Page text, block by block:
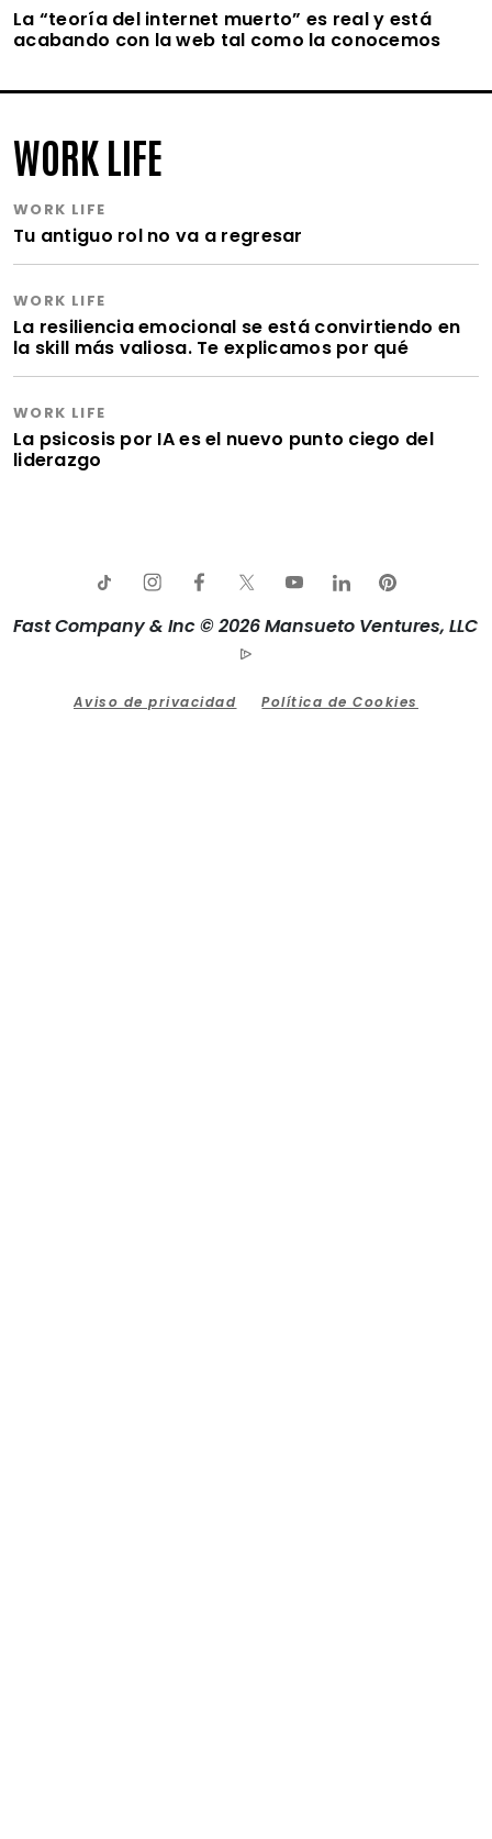
La “teoría del internet muerto” es real y está
acabando con la web tal como la conocemos
WORK LIFE
WORK LIFE
Tu antiguo rol no va a regresar
WORK LIFE
La resiliencia emocional se está convirtiendo en
la skill más valiosa. Te explicamos por qué
WORK LIFE
La psicosis por IA es el nuevo punto ciego del
liderazgo
Fast Company & Inc © 2026 Mansueto Ventures, LLC
Aviso de privacidad Política de Cookies